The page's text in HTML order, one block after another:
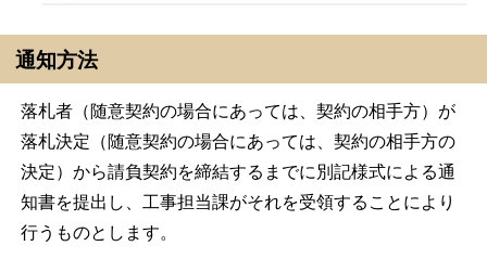
通知方法
落札者（随意契約の場合にあっては、契約の相手方）が
落札決定（随意契約の場合にあっては、契約の相手方の
決定）から請負契約を締結するまでに別記様式による通
知書を提出し、工事担当課がそれを受領することにより
行うものとします。